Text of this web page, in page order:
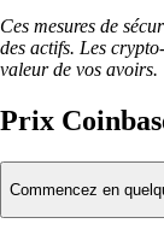
Ces mesures de
des actifs. Les
valeur de vos avoirs.
Prix
Commencez en